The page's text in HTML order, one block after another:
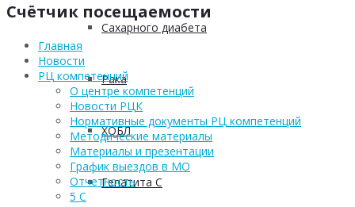
Сахарного диабета
Рака
ХОБЛ
Гепатита С
Счётчик посещаемости
Главная
Новости
РЦ компетенций
О центре компетенций
Новости РЦК
Нормативные документы РЦ компетенций
Методические материалы
Материалы и презентации
График выездов в МО
Отчетность
5 С